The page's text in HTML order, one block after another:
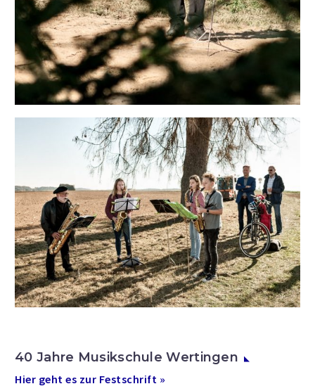
40 Jahre Musikschule Wertingen
Hier geht es zur Festschrift »